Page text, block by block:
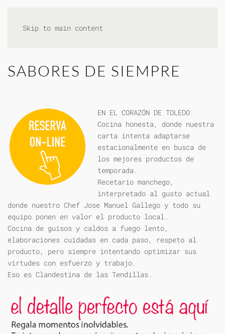
Skip to main content
SABORES DE SIEMPRE
EN EL CORAZÓN DE TOLEDO
Cocina honesta, donde nuestra
carta intenta adaptarse
estacionalmente en busca de
los mejores productos de
temporada.
Recetario manchego,
interpretado al gusto actual
donde nuestro Chef Jose Manuel Gallego y todo su
equipo ponen en valor el producto local.
Cocina de guisos y caldos a fuego lento,
elaboraciones cuidadas en cada paso, respeto al
producto, pero siempre intentando optimizar sus
virtudes con esfuerzo y trabajo.
Eso es Clandestina de las Tendillas.